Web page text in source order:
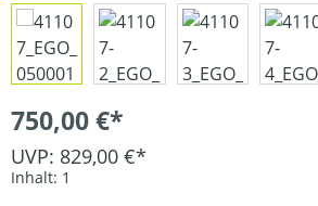
750,00 €*
UVP: 829,00 €*
Inhalt: 1